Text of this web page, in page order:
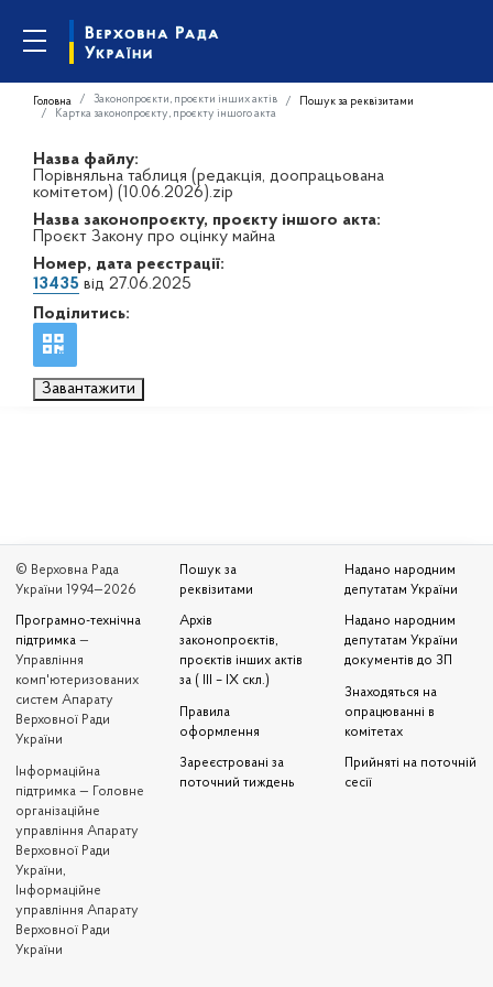
Головна Законопроєкти, проєкти інших актів
Пошук за реквізитами
Картка законопроєкту, проєкту іншого акта
Назва файлу:
Порівняльна таблиця (редакція, доопрацьована
комітетом) (10.06.2026).zip
Назва законопроєкту, проєкту іншого акта:
Проєкт Закону про оцінку майна
Номер, дата реєстрації:
13435 від 27.06.2025
Поділитись:
Завантажити
© Верховна Рада
України 1994—2026
Програмно-технічна
підтримка —
Управління
комп'ютеризованих
систем Апарату
Верховної Ради
України
Iнформаційна
підтримка — Головне
організаційне
управління Апарату
Верховної Ради
України,
Інформаційне
управління Апарату
Верховної Ради
України
Пошук за
реквізитами
Архів
законопроєктів,
проєктів інших актів
за ( III – IX скл.)
Правила
оформлення
Зареєстровані за
поточний тиждень
Надано народним
депутатам України
Надано народним
депутатам України
документів до ЗП
Знаходяться на
опрацюванні в
комітетах
Прийняті на поточній
сесії